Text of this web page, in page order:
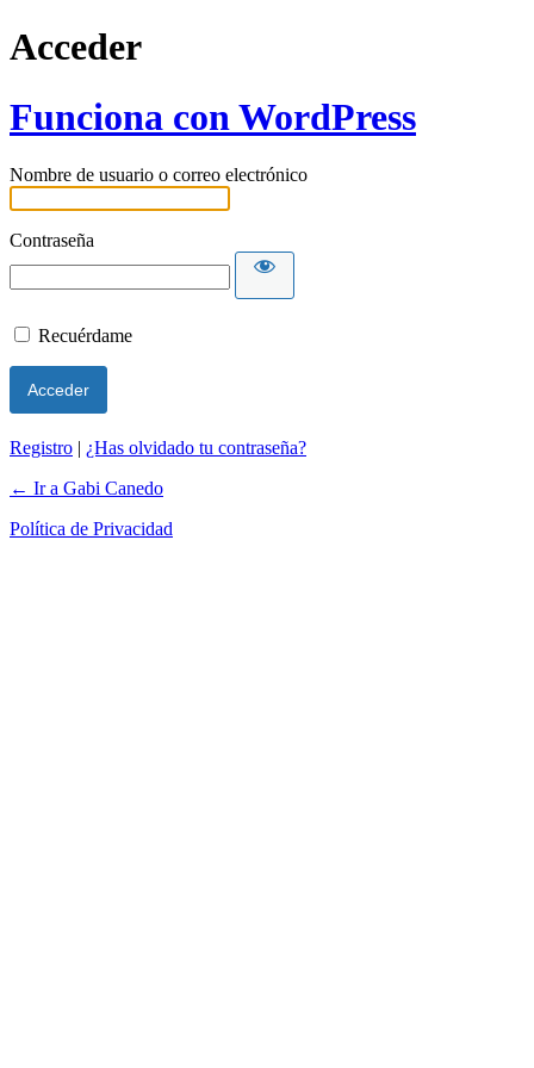
Acceder
Funciona con WordPress
Nombre de usuario o correo electrónico
Contraseña
Recuérdame
Registro | ¿Has olvidado tu contraseña?
← Ir a Gabi Canedo
Política de Privacidad